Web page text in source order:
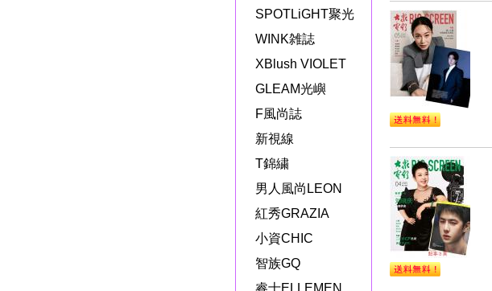
SPOTLiGHT聚光
WINK雑誌
XBlush VIOLET
GLEAM光嶼
F風尚誌
新視線
T錦繍
男人風尚LEON
紅秀GRAZIA
小資CHIC
智族GQ
睿士ELLEMEN